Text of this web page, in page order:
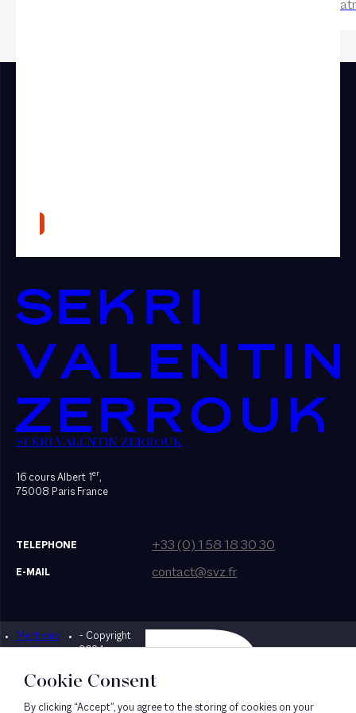
SEKRI VALENTIN ZERROUK
16 cours Albert 1er,
75008 Paris France
TELEPHONE +33 (0) 1 58 18 30 30
E-MAIL contact@svz.fr
Mentions
légales
- Copyright
2024
Designed by Bonhomme
Cookie Consent
By clicking “Accept”, you agree to the storing of cookies on your